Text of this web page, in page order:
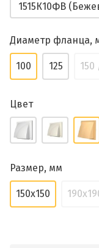
Диаметр фланца,
100 125 150
Цвет
Размер, мм
150x150